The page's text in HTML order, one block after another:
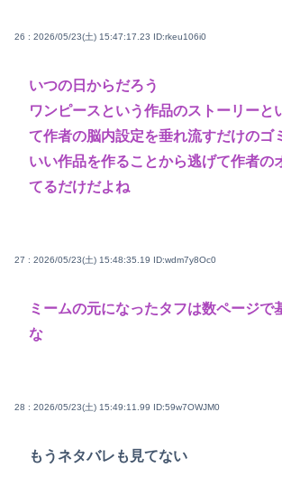
26 : 2026/05/23(土) 15:47:17.23 ID:rkeu106i0
いつの日からだろう
ワンピースという作品のストーリーと
て作者の脳内設定を垂れ流すだけのゴ
いい作品を作ることから逃げて作者の
てるだけだよね
27 : 2026/05/23(土) 15:48:35.19 ID:wdm7y8Oc0
ミームの元になったタフは数ページで
な
28 : 2026/05/23(土) 15:49:11.99 ID:59w7OWJM0
もうネタバレも見てない